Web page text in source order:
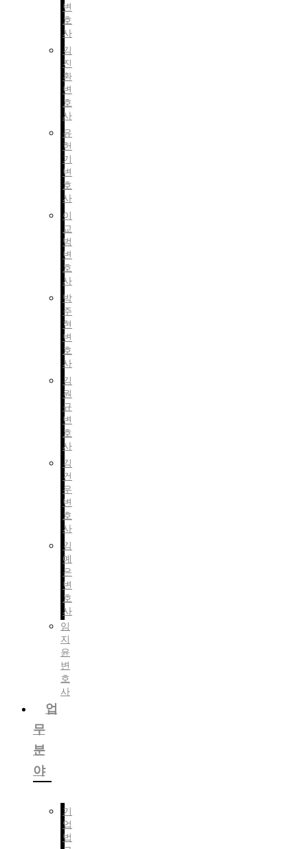
변
호
사
김
진
환
변
호
사
유
헌
기
변
호
사
이
교
범
변
호
사
박
주
현
변
호
사
김
원
규
변
호
사
김
건
우
변
호
사
김
예
은
변
호
사
임
지
윤
변
호
사
업
무
분
야
기
업
법